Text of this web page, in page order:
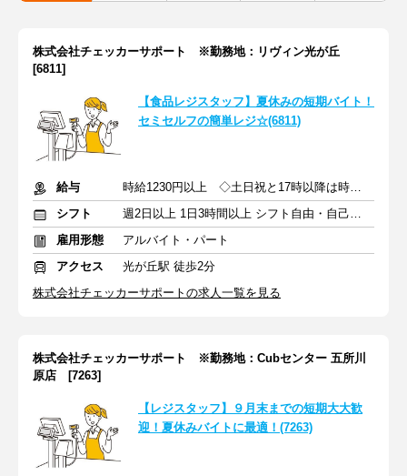
株式会社チェッカーサポート ※勤務地：リヴィン光が丘
[6811]
【食品レジスタッフ】夏休みの短期バイト！
セミセルフの簡単レジ☆(6811)
給与
時給1230円以上 ◇土日祝と17時以降は時給UP！
シフト
週2日以上 1日3時間以上 シフト自由・自己申告
雇用形態
アルバイト・パート
アクセス
光が丘駅 徒歩2分
株式会社チェッカーサポートの求人一覧を見る
株式会社チェッカーサポート ※勤務地：Cubセンター 五所川
原店 [7263]
【レジスタッフ】９月末までの短期大大歓
迎！夏休みバイトに最適！(7263)